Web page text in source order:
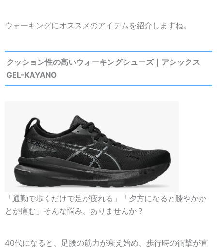
ウォーキングにオススメのアイテムを紹介しますね。
クッション性の高いウォーキングシューズ｜アシックス
GEL-KAYANO
「通勤で歩くだけで足が疲れる」「夕方になると膝やかか
とが痛む」そんな悩み、ありませんか？
40代になると、足腰の筋力が衰え始め、歩行時の衝撃が直